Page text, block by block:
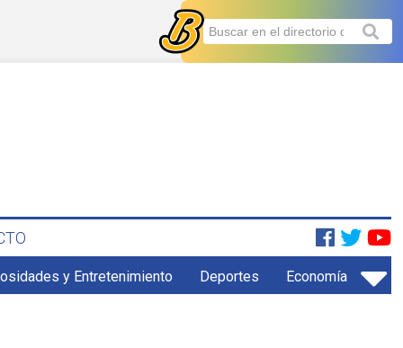
y Entretenimiento Deportes Economía